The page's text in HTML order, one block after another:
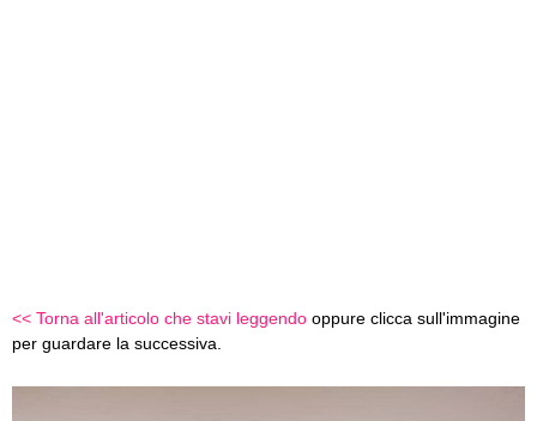
<< Torna all'articolo che stavi leggendo oppure clicca sull'immagine
per guardare la successiva.